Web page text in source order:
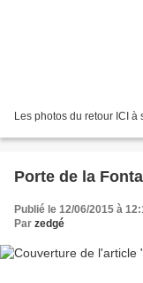
Les photos du retour ICI à
Porte de la
Publié le 12/06/2015 à
Par zedgé